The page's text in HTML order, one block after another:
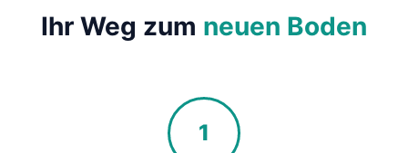
Ihr Weg zum neuen Boden
1